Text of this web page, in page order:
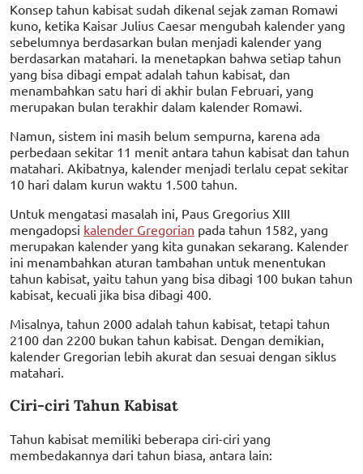
Konsep tahun kabisat sudah dikenal sejak zaman Romawi
kuno, ketika Kaisar Julius Caesar mengubah kalender yang
sebelumnya berdasarkan bulan menjadi kalender yang
berdasarkan matahari. Ia menetapkan bahwa setiap tahun
yang bisa dibagi empat adalah tahun kabisat, dan
menambahkan satu hari di akhir bulan Februari, yang
merupakan bulan terakhir dalam kalender Romawi.
Namun, sistem ini masih belum sempurna, karena ada
perbedaan sekitar 11 menit antara tahun kabisat dan tahun
matahari. Akibatnya, kalender menjadi terlalu cepat sekitar
10 hari dalam kurun waktu 1.500 tahun.
Untuk mengatasi masalah ini, Paus Gregorius XIII
mengadopsi kalender Gregorian pada tahun 1582, yang
merupakan kalender yang kita gunakan sekarang. Kalender
ini menambahkan aturan tambahan untuk menentukan
tahun kabisat, yaitu tahun yang bisa dibagi 100 bukan tahun
kabisat, kecuali jika bisa dibagi 400.
Misalnya, tahun 2000 adalah tahun kabisat, tetapi tahun
2100 dan 2200 bukan tahun kabisat. Dengan demikian,
kalender Gregorian lebih akurat dan sesuai dengan siklus
matahari.
Ciri-ciri Tahun Kabisat
Tahun kabisat memiliki beberapa ciri-ciri yang
membedakannya dari tahun biasa, antara lain: